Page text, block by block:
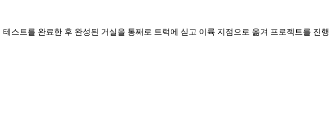
스트를 완료한 후 완성된 거실을 통째로 트럭에 싣고 이륙 지점으로 옮겨 프로젝트를 진행